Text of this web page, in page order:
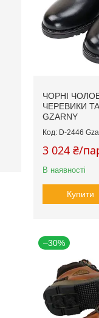
ЧОРНІ
ЧЕРЕВИКИ
GZARNY
D-2446
3 024 ₴/
В наявності
Купити
–30%